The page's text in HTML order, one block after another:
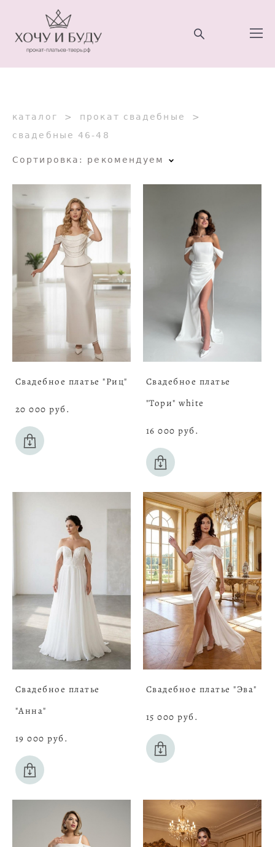
каталог > прокат свадебные
>
свадебные 46-48
Сортировка: рекомендуем
Свадебное платье "Риц"
20 000 pуб.
Свадебное платье
"Тори" white
16 000 pуб.
Свадебное платье
"Анна"
19 000 pуб.
Свадебное платье "Эва"
15 000 pуб.